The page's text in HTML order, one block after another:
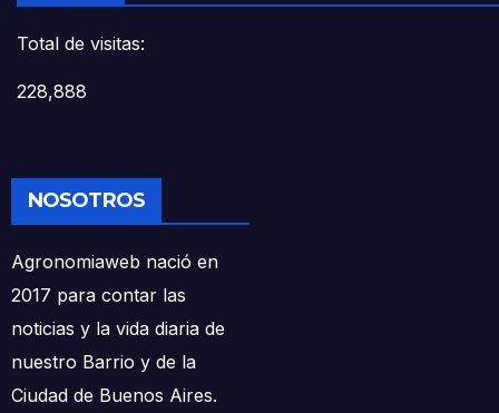
Total de visitas:
228,888
NOSOTROS
Agronomiaweb nació en
2017 para contar las
noticias y la vida diaria de
nuestro Barrio y de la
Ciudad de Buenos Aires.